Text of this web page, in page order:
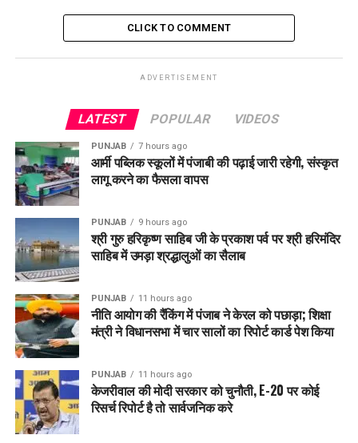
के लिहाज से महत्वपूर्ण है, ताकि गर्मी के बाद अचानक बदलाव के असर को
सही ढंग से संभाला जा सके।
CHANDIGARH WEATHER
TEMPERATURE DROP
WEATHER UPDATE
UP NEXT
राशन कार्ड को लेकर पंजाब सरकार का बड़ा ऐलान, नया
Notification जारी
DON'T MISS
राज्यसभा चुनाव 2026: Haryana में दो सीटों के लिए Voting शुरू,
मुकाबले में तीन मुख्य उम्मीदवार
CLICK TO COMMENT
ADVERTISEMENT
LATEST POPULAR VIDEOS
PUNJAB 7 hours ago
आर्मी पब्लिक स्कूलों में पंजाबी की पढ़ाई जारी रहेगी, संस्कृत
लागू करने का फैसला वापस
PUNJAB 9 hours ago
श्री गुरु हरिकृष्ण साहिब जी के प्रकाश पर्व पर श्री हरिमंदिर
साहिब में उमड़ा श्रद्धालुओं का सैलाब
PUNJAB 11 hours ago
नीति आयोग की रैंकिंग में पंजाब ने केरल को पछाड़ा; शिक्षा
मंत्री ने विधानसभा में चार सालों का रिपोर्ट कार्ड पेश किया
PUNJAB 11 hours ago
केजरीवाल की मोदी सरकार को चुनौती, E-20 पर कोई
रिसर्च रिपोर्ट है तो सार्वजनिक करे